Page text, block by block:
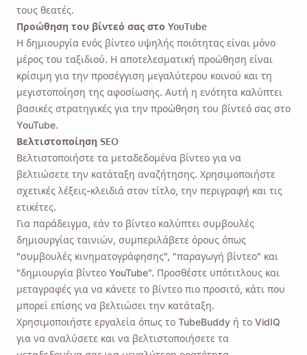
τους θεατές.
Προώθηση του βίντεό σας στο YouTube
Η δημιουργία ενός βίντεο υψηλής ποιότητας είναι μόνο
μέρος του ταξιδιού. Η αποτελεσματική προώθηση είναι
κρίσιμη για την προσέγγιση μεγαλύτερου κοινού και τη
μεγιστοποίηση της αφοσίωσης. Αυτή η ενότητα καλύπτει
βασικές στρατηγικές για την προώθηση του βίντεό σας στο
YouTube.
Βελτιστοποίηση SEO
Βελτιστοποιήστε τα μεταδεδομένα βίντεο για να
βελτιώσετε την κατάταξη αναζήτησης. Χρησιμοποιήστε
σχετικές λέξεις-κλειδιά στον τίτλο, την περιγραφή και τις
ετικέτες.
Για παράδειγμα, εάν το βίντεο καλύπτει συμβουλές
δημιουργίας ταινιών, συμπεριλάβετε όρους όπως
"συμβουλές κινηματογράφησης", "παραγωγή βίντεο" και
"δημιουργία βίντεο YouTube". Προσθέστε υπότιτλους και
μεταγραφές για να κάνετε το βίντεο πιο προσιτό, κάτι που
μπορεί επίσης να βελτιώσει την κατάταξη.
Χρησιμοποιήστε εργαλεία όπως το TubeBuddy ή το VidIQ
για να αναλύσετε και να βελτιστοποιήσετε τα